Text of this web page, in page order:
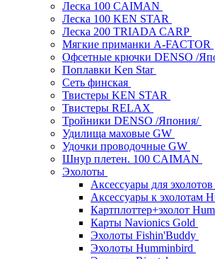
Леска 100 CAIMAN
Леска 100 KEN STAR
Леска 200 TRIADA CARP
Мягкие приманки A-FACTOR
Офсетные крючки DENSO /
Поплавки Ken Star
Сеть финская
Твистеры KEN STAR
Твистеры RELAX
Тройники DENSO /Япония/
Удилища маховые GW
Удочки проводочные GW
Шнур плетен. 100 CAIMAN
Эхолоты
Аксессуары для
Аксессуары к эхолотам
Картплоттер+эхолот
Карты Navionics Gold
Эхолоты Fishin'Buddy
Эхолоты Humminbird